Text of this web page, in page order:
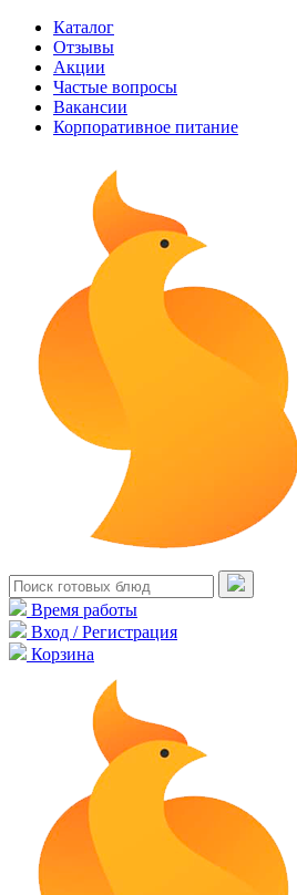
Каталог
Отзывы
Акции
Частые вопросы
Вакансии
Корпоративное питание
Время работы
Вход / Регистрация
Корзина